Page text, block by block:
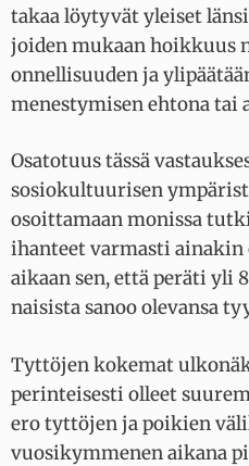
takaa löytyvät yleiset
joiden mukaan hoikkuus
onnellisuuden ja
menestymisen ehtona tai
Osatotuus tässä
sosiokultuurisen
osoittamaan monissa
ihanteet varmasti ainakin
aikaan sen, että peräti yli
naisista sanoo olevansa
Tyttöjen kokemat
perinteisesti olleet
ero tyttöjen ja poikien
vuosikymmenen aikana